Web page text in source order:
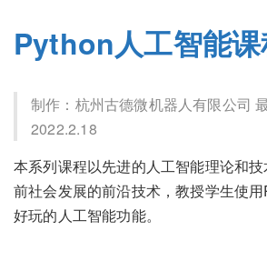
Python人工智能课
制作：杭州古德微机器人有限公司
2022.2.18
本系列课程以先进的人工智能理论和
前社会发展的前沿技术，教授学生使
好玩的人工智能功能。